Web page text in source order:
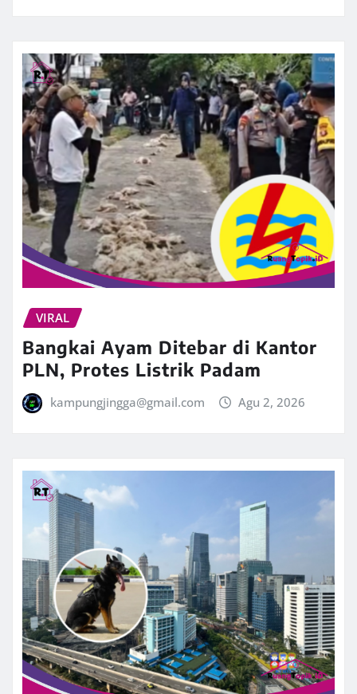
VIRAL
Bangkai Ayam Ditebar di Kantor
PLN, Protes Listrik Padam
kampungjingga@gmail.com Agu 2, 2026